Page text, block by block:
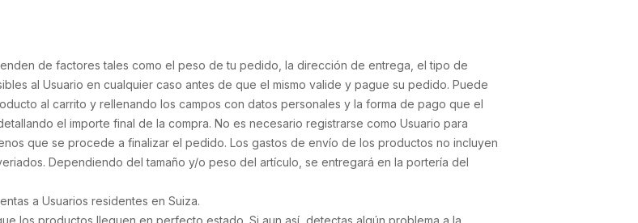
de factores tales como el peso de tu pedido, la dirección de entrega, el tipo de
al Usuario en cualquier caso antes de que el mismo valide y pague su pedido. Puede
al carrito y rellenando los campos con datos personales y la forma de pago que el
el importe final de la compra. No es necesario registrarse como Usuario para
que se procede a finalizar el pedido. Los gastos de envío de los productos no incluyen
Dependiendo del tamaño y/o peso del artículo, se entregará en la portería del
a Usuarios residentes en Suiza.